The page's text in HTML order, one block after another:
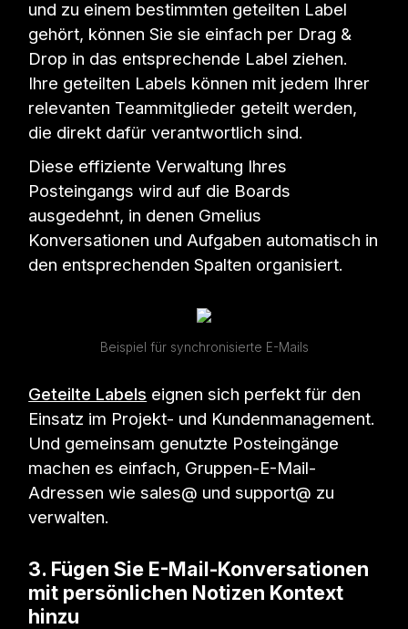
und zu einem bestimmten geteilten Label
gehört, können Sie sie einfach per Drag &
Drop in das entsprechende Label ziehen.
Ihre geteilten Labels können mit jedem Ihrer
relevanten Teammitglieder geteilt werden,
die direkt dafür verantwortlich sind.
Diese effiziente Verwaltung Ihres
Posteingangs wird auf die Boards
ausgedehnt, in denen Gmelius
Konversationen und Aufgaben automatisch in
den entsprechenden Spalten organisiert.
Beispiel für synchronisierte E-Mails
Geteilte Labels eignen sich perfekt für den
Einsatz im Projekt- und Kundenmanagement.
Und gemeinsam genutzte Posteingänge
machen es einfach, Gruppen-E-Mail-
Adressen wie sales@ und support@ zu
verwalten.
3. Fügen Sie E-Mail-Konversationen
mit persönlichen Notizen Kontext
hinzu